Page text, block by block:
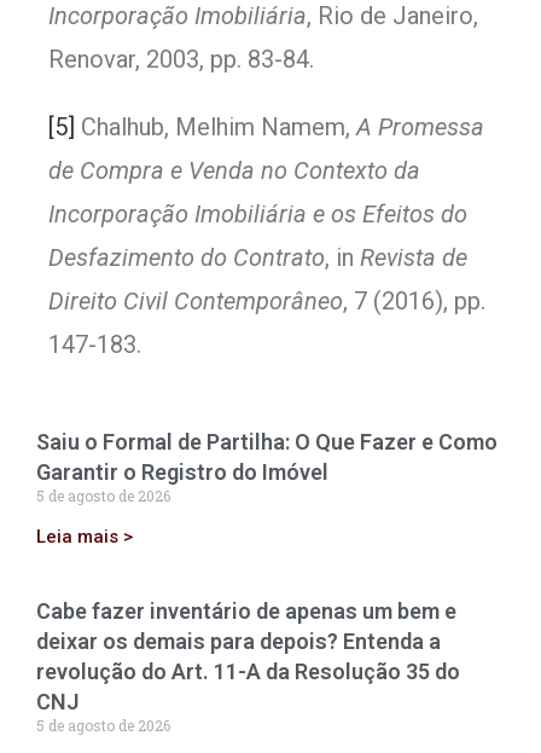
Incorporação Imobiliária, Rio de Janeiro,
Renovar, 2003, pp. 83-84.
[5] Chalhub, Melhim Namem,A Promessa
de Compra e Venda no Contexto da
Incorporação Imobiliária e os Efeitos do
Desfazimento do Contrato, in Revista de
Direito Civil Contemporâneo, 7 (2016), pp.
147-183.
Saiu o Formal de Partilha: O Que Fazer e Como
Garantir o Registro do Imóvel
5 de agosto de 2026
Leia mais >
Cabe fazer inventário de apenas um bem e
deixar os demais para depois? Entenda a
revolução do Art. 11-A da Resolução 35 do
CNJ
5 de agosto de 2026